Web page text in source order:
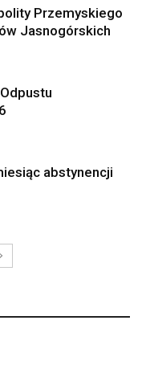
Przemyskiego
Jasnogórskich
abstynencji